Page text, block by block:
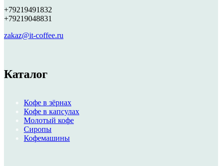
+79219491832
+79219048831
zakaz@it-coffee.ru
Каталог
Кофе в зёрнах
Кофе в капсулах
Молотый кофе
Сиропы
Кофемашины